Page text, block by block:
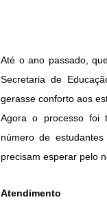
Até o ano passado,
Secretaria de
gerasse conforto aos
Agora o processo foi
número de
precisam esperar pelo
Atendimento